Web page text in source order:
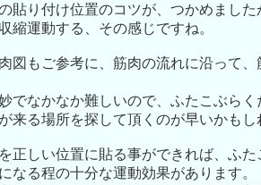
貼り付け位置のコツが、つかめまし
縮運動する、その感じですね。
図もご参考に、筋肉の流れに沿って
でなかなか難しいので、ふたこぶら
来る場所を探して頂くのが早いかもし
正しい位置に貼る事ができれば、ふ
なる程の十分な運動効果があります。